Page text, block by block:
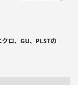
ロ、GU、PLSTの